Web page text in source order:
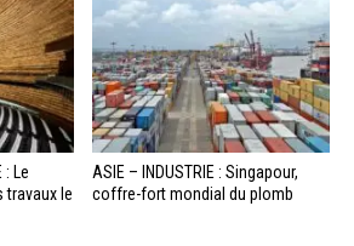
: Le
travaux le
ASIE – INDUSTRIE : Singapour,
coffre-fort mondial du plomb